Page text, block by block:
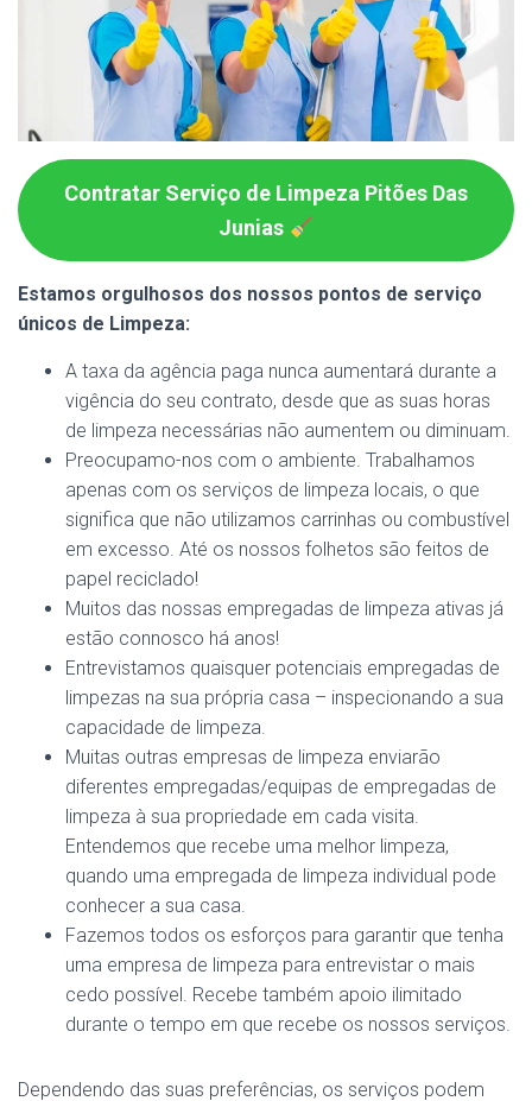
Contratar Serviço de Limpeza Pitões Das
Junias
Estamos orgulhosos dos nossos pontos de serviço
únicos de Limpeza:
A taxa da agência paga nunca aumentará durante a
vigência do seu contrato, desde que as suas horas
de limpeza necessárias não aumentem ou diminuam.
Preocupamo-nos com o ambiente. Trabalhamos
apenas com os serviços de limpeza locais, o que
significa que não utilizamos carrinhas ou combustível
em excesso. Até os nossos folhetos são feitos de
papel reciclado!
Muitos das nossas empregadas de limpeza ativas já
estão connosco há anos!
Entrevistamos quaisquer potenciais empregadas de
limpezas na sua própria casa – inspecionando a sua
capacidade de limpeza.
Muitas outras empresas de limpeza enviarão
diferentes empregadas/equipas de empregadas de
limpeza à sua propriedade em cada visita.
Entendemos que recebe uma melhor limpeza,
quando uma empregada de limpeza individual pode
conhecer a sua casa.
Fazemos todos os esforços para garantir que tenha
uma empresa de limpeza para entrevistar o mais
cedo possível. Recebe também apoio ilimitado
durante o tempo em que recebe os nossos serviços.
Dependendo das suas preferências, os serviços podem